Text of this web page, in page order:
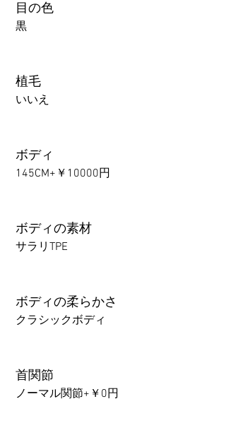
目の色
黒
植毛
いいえ
ボディ
145CM+￥10000円
ボディの素材
サラリTPE
ボディの柔らかさ
クラシックボディ
首関節
ノーマル関節+￥0円